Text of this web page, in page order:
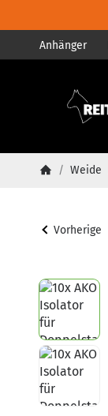
Anhänger
/ Weide
Vorherige